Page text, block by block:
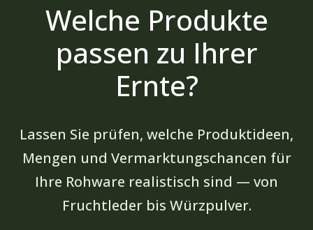
Welche Produkte
passen zu Ihrer
Ernte?
Lassen Sie prüfen, welche Produktideen,
Mengen und Vermarktungschancen für
Ihre Rohware realistisch sind — von
Fruchtleder bis Würzpulver.